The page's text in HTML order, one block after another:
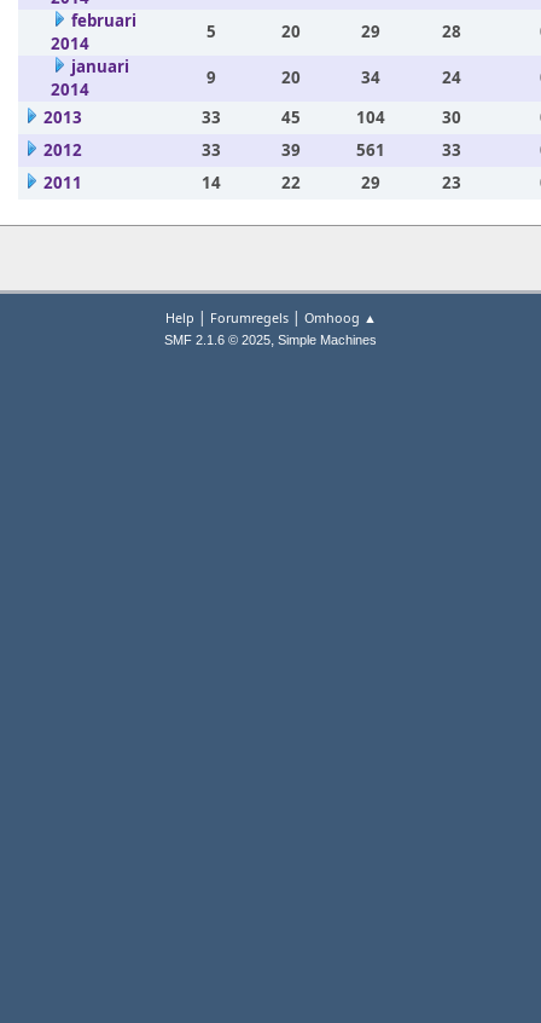
februari
2014
5 20 29 28
januari
2014
9 20 34 24
2013
33 45 104 30
2012
33 39 561 33
2011
14 22 29 23
Help | Forumregels| Omhoog ▲
SMF 2.1.6 © 2025, Simple Machines